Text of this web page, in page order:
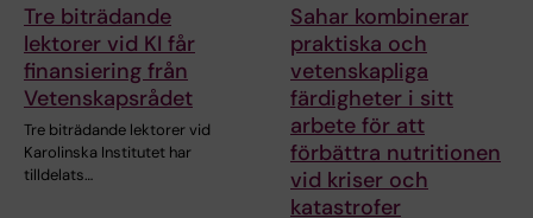
Tre biträdande
lektorer vid KI får
finansiering från
Vetenskapsrådet
Tre biträdande lektorer vid
Karolinska Institutet har
tilldelats…
Sahar kombinerar
praktiska och
vetenskapliga
färdigheter i sitt
arbete för att
förbättra nutritionen
vid kriser och
katastrofer